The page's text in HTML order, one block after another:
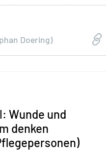
Doering)
Wunde und
denken